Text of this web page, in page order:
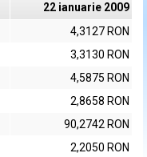
22 ianuarie 2009
4,3127 RON
3,3130 RON
4,5875 RON
2,8658 RON
90,2742 RON
2,2050 RON